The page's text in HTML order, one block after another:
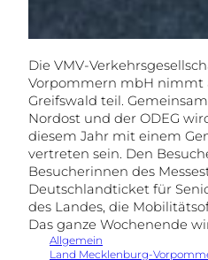
Die VMV-
Vorpommern mbH nimmt
Greifswald teil.
Nordost und der ODEG
diesem Jahr mit einem
vertreten sein. Den
Besucherinnen des
Deutschlandticket für
des Landes, die
Das ganze Wochenende
Allgemein
Land Mecklenburg-